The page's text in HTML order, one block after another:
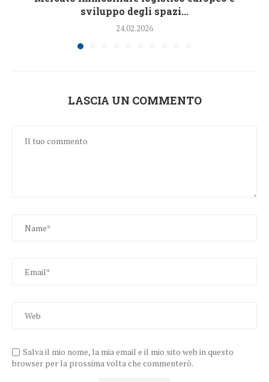
sviluppo degli spazi...
24.02.2026
LASCIA UN COMMENTO
Salva il mio nome, la mia email e il mio sito web in questo
browser per la prossima volta che commenterò.